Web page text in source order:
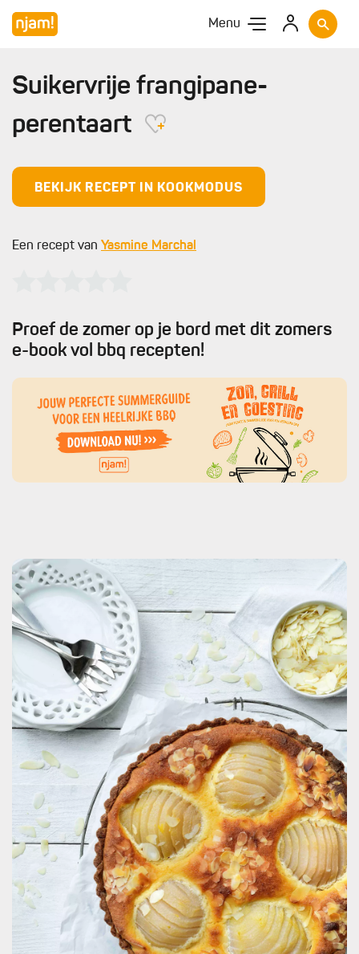
Menu
Suikervrije frangipane-
perentaart
BEKIJK RECEPT IN KOOKMODUS
Een recept van Yasmine Marchal
Proef de zomer op je bord met dit zomers
e-book vol bbq recepten!